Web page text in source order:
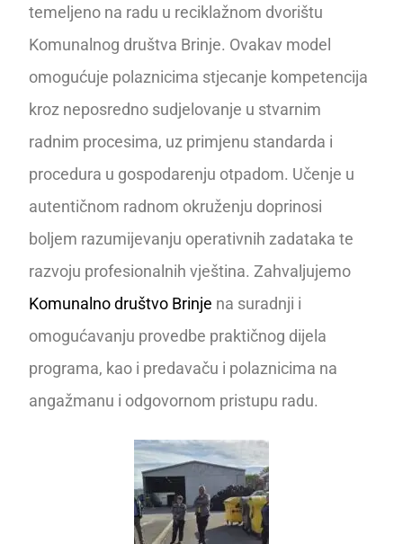
temeljeno na radu u reciklažnom dvorištu
Komunalnog društva Brinje. Ovakav model
omogućuje polaznicima stjecanje kompetencija
kroz neposredno sudjelovanje u stvarnim
radnim procesima, uz primjenu standarda i
procedura u gospodarenju otpadom. Učenje u
autentičnom radnom okruženju doprinosi
boljem razumijevanju operativnih zadataka te
razvoju profesionalnih vještina. Zahvaljujemo
Komunalno društvo Brinje na suradnji i
omogućavanju provedbe praktičnog dijela
programa, kao i predavaču i polaznicima na
angažmanu i odgovornom pristupu radu.